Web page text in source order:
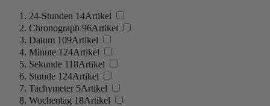
24-Stunden 14Artikel
Chronograph 96Artikel
Datum 109Artikel
Minute 124Artikel
Sekunde 118Artikel
Stunde 124Artikel
Tachymeter 5Artikel
Wochentag 18Artikel